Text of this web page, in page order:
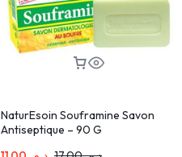
NaturEsoin Souframine Savon
Antiseptique – 90 G